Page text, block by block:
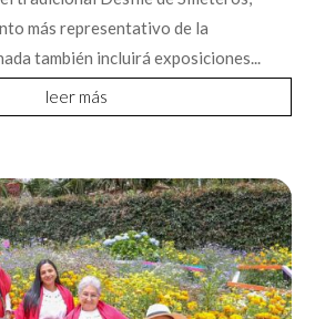
más representativo de la
también incluirá exposiciones...
leer más